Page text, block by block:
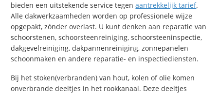
bieden een uitstekende service tegenaantrekkelijk tarief.
Alle dakwerkzaamheden worden op professionele wijze
opgepakt, zónder overlast. U kunt denken aan reparatie van
schoorstenen, schoorsteenreiniging, schoorsteeninspectie,
dakgevelreiniging, dakpannenreiniging, zonnepanelen
schoonmaken en andere reparatie- en inspectiediensten.
Bij het stoken(verbranden) van hout, kolen of olie komen
onverbrande deeltjes in het rookkanaal. Deze deeltjes